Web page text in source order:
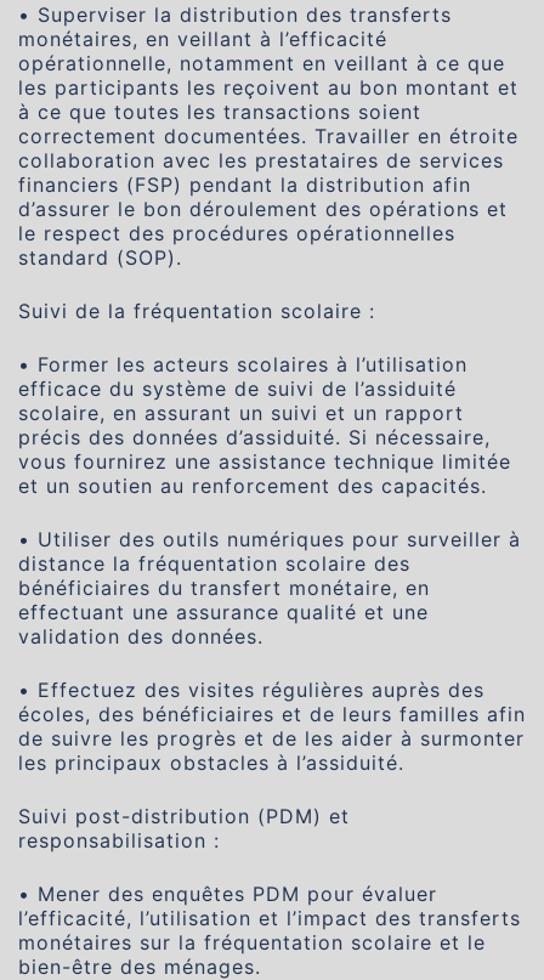
• Superviser la distribution des transferts
monétaires, en veillant à l’efficacité
opérationnelle, notamment en veillant à ce que
les participants les reçoivent au bon montant et
à ce que toutes les transactions soient
correctement documentées. Travailler en étroite
collaboration avec les prestataires de services
financiers (FSP) pendant la distribution afin
d’assurer le bon déroulement des opérations et
le respect des procédures opérationnelles
standard (SOP).
Suivi de la fréquentation scolaire :
• Former les acteurs scolaires à l’utilisation
efficace du système de suivi de l’assiduité
scolaire, en assurant un suivi et un rapport
précis des données d’assiduité. Si nécessaire,
vous fournirez une assistance technique limitée
et un soutien au renforcement des capacités.
• Utiliser des outils numériques pour surveiller à
distance la fréquentation scolaire des
bénéficiaires du transfert monétaire, en
effectuant une assurance qualité et une
validation des données.
• Effectuez des visites régulières auprès des
écoles, des bénéficiaires et de leurs familles afin
de suivre les progrès et de les aider à surmonter
les principaux obstacles à l’assiduité.
Suivi post-distribution (PDM) et
responsabilisation :
• Mener des enquêtes PDM pour évaluer
l’efficacité, l’utilisation et l’impact des transferts
monétaires sur la fréquentation scolaire et le
bien-être des ménages.